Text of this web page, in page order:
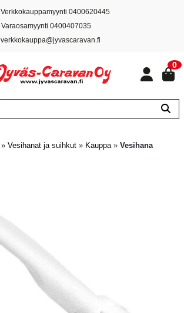
Verkkokauppamyynti 0400620445
Varaosamyynti 0400407035
verkkokauppa@jyvascaravan.fi
0
» Vesihanat ja suihkut » Kauppa» Vesihana